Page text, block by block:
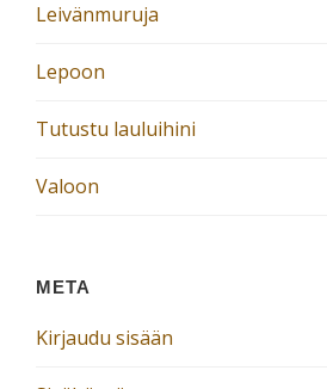
Leivänmuruja
Lepoon
Tutustu lauluihini
Valoon
META
Kirjaudu sisään